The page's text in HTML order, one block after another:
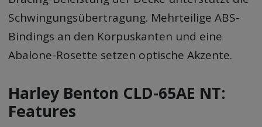
Schwingungsübertragung. Mehrteilige ABS-
Bindings an den Korpuskanten und eine
Abalone-Rosette setzen optische Akzente.
Harley Benton CLD-65AE NT:
Features